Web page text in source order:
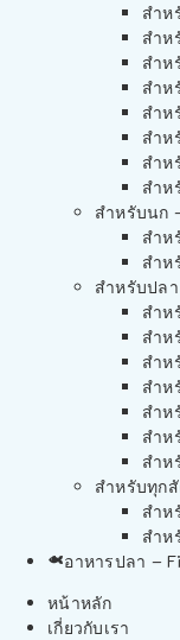
สำห
สำห
สำห
สำห
สำห
สำห
สำห
สำห
สำหรับนก
สำห
สำห
สำหรับปล
สำห
สำห
สำห
สำห
สำห
สำห
สำห
สำหรับทุก
สำห
สำห
อาหารปลา –
หน้าหลัก
เกี่ยวกับเรา